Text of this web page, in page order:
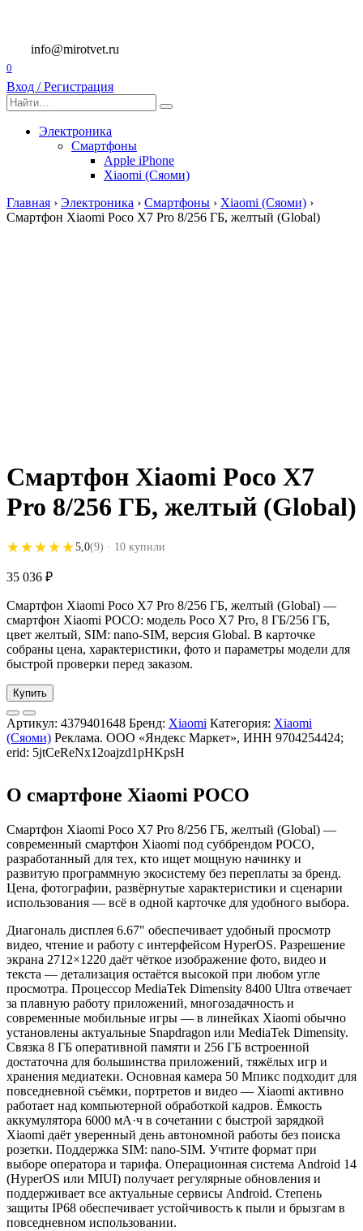
содержанию
info@mirotvet.ru
0
Вход / Регистрация
Search
for:
Электроника
Смартфоны
Apple iPhone
Xiaomi (Сяоми)
Главная › Электроника › Смартфоны › Xiaomi (Сяоми) ›
Смартфон Xiaomi Poco X7 Pro 8/256 ГБ, желтый (Global)
Смартфон Xiaomi Poco X7
Pro 8/256 ГБ, желтый (Global)
★★★★★
★★★★★5,0(9) · 10 купили
35 036 ₽
Смартфон Xiaomi Poco X7 Pro 8/256 ГБ, желтый (Global) —
смартфон Xiaomi POCO: модель Poco X7 Pro, 8 ГБ/256 ГБ,
цвет желтый, SIM: nano-SIM, версия Global. В карточке
собраны цена, характеристики, фото и параметры модели для
быстрой проверки перед заказом.
Купить
Артикул: 4379401648 Бренд: Xiaomi Категория: Xiaomi
(Сяоми) Реклама. ООО «Яндекс Маркет», ИНН 9704254424;
erid: 5jtCeReNx12oajzd1pHKpsH
О смартфоне Xiaomi POCO
Смартфон Xiaomi Poco X7 Pro 8/256 ГБ, желтый (Global) —
современный смартфон Xiaomi под суббрендом POCO,
разработанный для тех, кто ищет мощную начинку и
развитую программную экосистему без переплаты за бренд.
Цена, фотографии, развёрнутые характеристики и сценарии
использования — всё в одной карточке для удобного выбора.
Диагональ дисплея 6.67" обеспечивает удобный просмотр
видео, чтение и работу с интерфейсом HyperOS. Разрешение
экрана 2712×1220 даёт чёткое изображение фото, видео и
текста — детализация остаётся высокой при любом угле
просмотра. Процессор MediaTek Dimensity 8400 Ultra отвечает
за плавную работу приложений, многозадачность и
современные мобильные игры — в линейках Xiaomi обычно
установлены актуальные Snapdragon или MediaTek Dimensity.
Связка 8 ГБ оперативной памяти и 256 ГБ встроенной
достаточна для большинства приложений, тяжёлых игр и
хранения медиатеки. Основная камера 50 Мпикс подходит для
повседневной съёмки, портретов и видео — Xiaomi активно
работает над компьютерной обработкой кадров. Ёмкость
аккумулятора 6000 мА·ч в сочетании с быстрой зарядкой
Xiaomi даёт уверенный день автономной работы без поиска
розетки. Поддержка SIM: nano-SIM. Учтите формат при
выборе оператора и тарифа. Операционная система Android 14
(HyperOS или MIUI) получает регулярные обновления и
поддерживает все актуальные сервисы Android. Степень
защиты IP68 обеспечивает устойчивость к пыли и брызгам в
повседневном использовании.